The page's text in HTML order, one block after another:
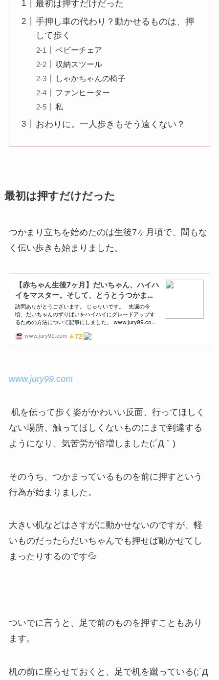
最初は押すだけだった
手押し車の代わり？動かせるものは、押
して歩く
ベビーチェア
収納スツール
しゃかちゃんの椅子
ファンヒーター
私
おわりに。一人歩きもそう遠くない？
最初は押すだけだった
つかまり立ちを始めたのは生後7ヶ月頃で、間もな
く伝い歩きも始まりました。
www.jury99.com
机を伝って歩く姿がかわいい反面、行ってほしく
ない場所、触ってほしくないものにまで到達する
ようになり、気苦労が倍増しました(;´Д｀)
そのうち、つかまっているものを前に押すという
行為が始まりました。
大きい机などはさすがに動かせないのですが、軽
いものだったらだいちゃんでも押せば動かせてし
まったりするのです💦
ついでに言うと、足で前のものを押すこともあり
ます。
机の前に座らせておくと、足で机を蹴っている(;´Д